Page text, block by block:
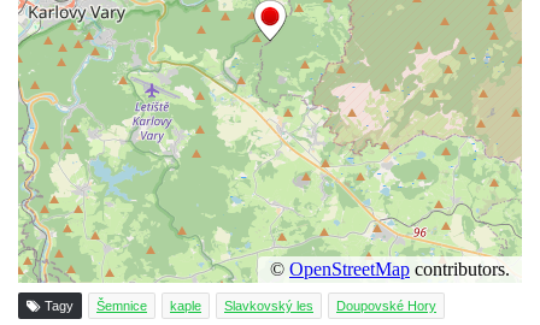
Křížová cesta Římov – XIX. kaple – Kristus
kříž nesoucí potkává Pannu Marii
Křížová cesta Římov – XVIII. kaple – Na
Ježíše vložen kříž
Křížová cesta Římov – XVII. kaple – Velký
Pilát
Křížová cesta Římov – XVI. kaple – U
Herodesa
Křížová cesta Římov – XV. kaple – Malý
Tagy Šemnice kaple Slavkovský les Doupovské Hory